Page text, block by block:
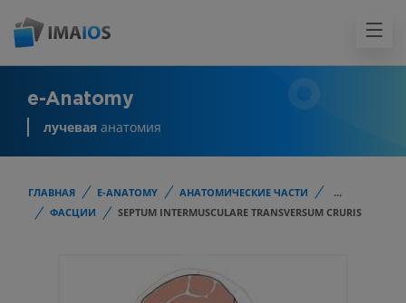
e-Anatomy
лучевая анатомия
ГЛАВНАЯ E-ANATOMY АНАТОМИЧЕСКИЕ ЧАСТИ
...
ФАСЦИИ
SEPTUM INTERMUSCULARE TRANSVERSUM CRURIS